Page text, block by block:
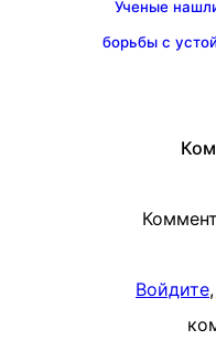
Ученые
борьбы с
Войдите